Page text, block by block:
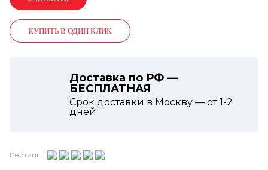
КУПИТЬ В ОДИН КЛИК
Доставка по РФ —
БЕСПЛАТНАЯ
Срок доставки в Москву — от1-2
дней
Рейтинг: